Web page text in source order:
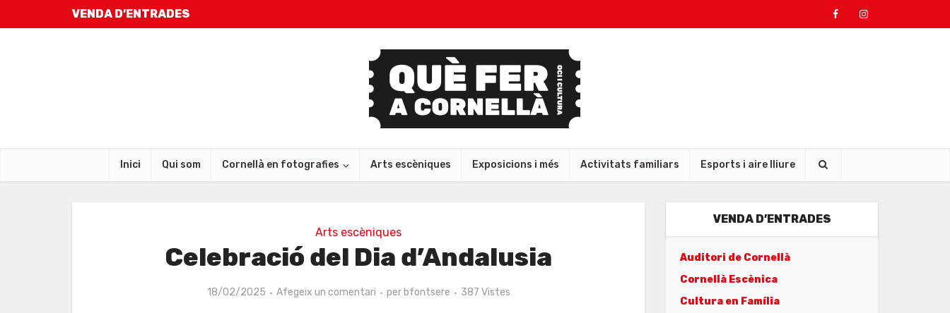
VENDA D’ENTRADES
Inici Qui som Cornellà en fotografies Arts escèniques Exposicions i més Activitats familiars Esports i aire lliure
Arts escèniques
Celebració del Dia d’Andalusia
18/02/2025 Afegeix un comentari per bfontsere 387 Vistes
VENDA D’ENTRADES
Auditori de Cornellà
Cornellà Escènica
Cultura en Família